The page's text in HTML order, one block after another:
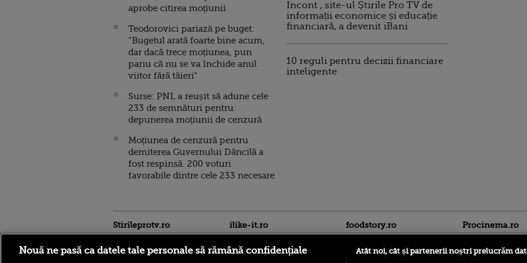
aprobe citirea moțiunii
Teodorovici pariază pe buget:
“Bugetul arată foarte bine acum,
dar dacă trece moțiunea, pun
pariu că nu se va închide anul
viitor fără tăieri"
Surse: PNL a reușit să adune cele
233 de semnături pentru
depunerea moțiunii de cenzură
Moțiunea de cenzură pentru
demiterea Guvernului Dăncilă a
fost respinsă. 200 voturi
favorabile dintre cele 233 necesare
Incont , site-ul Știrile Pro TV de
informații economice și educație
financiară, a devenit iBani
10 reguli pentru decizii financiare
inteligente
Stirileprotv.ro ilike-it.ro foodstory.ro Procinema.ro
Nouă ne pasă ca datele tale personale să rămână confidențiale Atât noi, cât și partenerii noștri prelucrăm